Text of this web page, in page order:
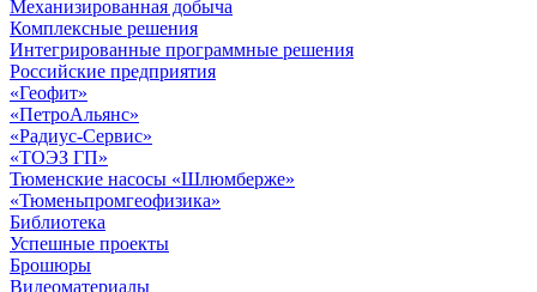
Механизированная добыча
Комплексные решения
Интегрированные программные решения
Российские предприятия
«Геофит»
«ПетроАльянс»
«Радиус-Сервис»
«ТОЭЗ ГП»
Тюменские насосы «Шлюмберже»
«Тюменьпромгеофизика»
Библиотека
Успешные проекты
Брошюры
Видеоматериалы